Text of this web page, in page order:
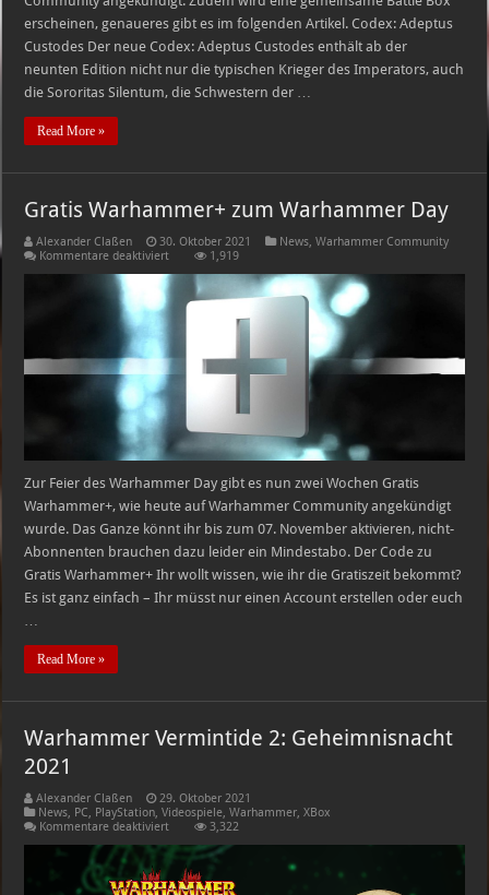
erscheinen, genaueres gibt es im folgenden Artikel. Codex: Adeptus
Custodes Der neue Codex: Adeptus Custodes enthält ab der
neunten Edition nicht nur die typischen Krieger des Imperators, auch
die Sororitas Silentum, die Schwestern der …
Read More »
Gratis Warhammer+ zum Warhammer Day
Alexander Claßen 30. Oktober 2021 News,Warhammer Community
Kommentare deaktiviertfür
Warhammer+
zum
Warhammer
1,919
Zur Feier des Warhammer Day gibt es nun zwei Wochen Gratis
Warhammer+, wie heute auf Warhammer Community angekündigt
wurde. Das Ganze könnt ihr bis zum 07. November aktivieren, nicht-
Abonnenten brauchen dazu leider ein Mindestabo. Der Code zu
Gratis Warhammer+ Ihr wollt wissen, wie ihr die Gratiszeit bekommt?
Es ist ganz einfach – Ihr müsst nur einen Account erstellen oder euch
Read More »
Warhammer Vermintide 2: Geheimnisnacht
2021
Alexander Claßen
29. Oktober 2021
News, PC, PlayStation,Videospiele,Warhammer,XBox
Kommentare deaktiviertfür
Vermintide
2:
Geheimnisnacht
3,322